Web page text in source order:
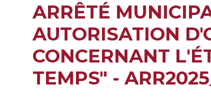
ARRÊTÉ
AUTORISATION
CONCERNANT
TEMPS" -